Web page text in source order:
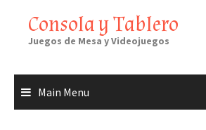
Consola y Tablero
Juegos de Mesa y Videojuegos
Main Menu